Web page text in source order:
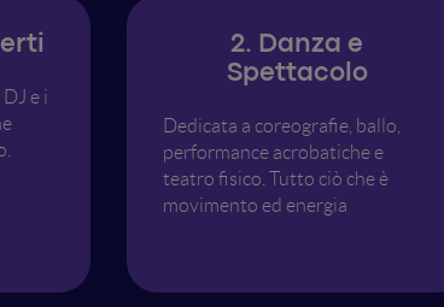
e i
2. Danza e
Spettacolo
Dedicata a coreografie, ballo,
performance acrobatiche e
teatro fisico. Tutto ciò che è
movimento ed energia